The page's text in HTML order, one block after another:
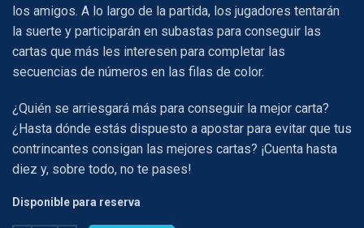
los amigos. A lo largo de la partida, los jugadores tentarán
la suerte y participarán en subastas para conseguir las
cartas que más les interesen para completar las
secuencias de números en las filas de color.
¿Quién se arriesgará más para conseguir la mejor carta?
¿Hasta dónde estás dispuesto a apostar para evitar que tus
contrincantes consigan las mejores cartas? ¡Cuenta hasta
diez y, sobre todo, no te pases!
Disponible para reserva